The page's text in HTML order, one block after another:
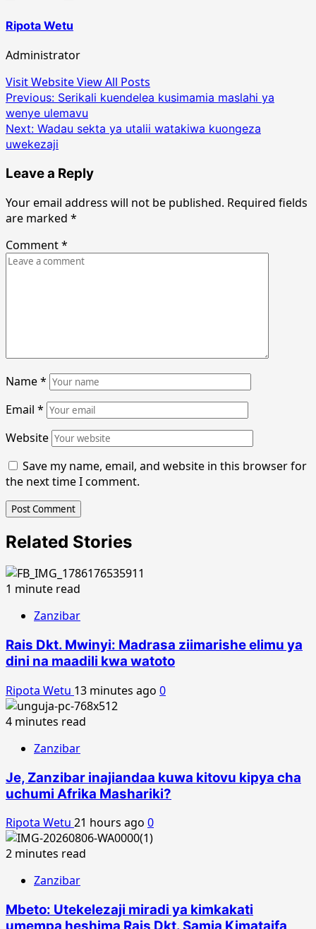
Ripota Wetu
Administrator
Visit WebsiteView All Posts
Post
navigation
Previous: Serikali kuendelea kusimamia maslahi ya
wenye ulemavu
Next: Wadau sekta ya utalii watakiwa kuongeza
uwekezaji
Leave a Reply
Your email address will not be published. Required fields
are marked *
Comment*
Name*
Email *
Website
Save my name, email, and website in this browser for
the next time I comment.
Related Stories
1 minute read
Zanzibar
Rais Dkt. Mwinyi: Madrasa ziimarishe elimu ya
dini na maadili kwa watoto
Ripota Wetu 13 minutes ago 0
4 minutes read
Zanzibar
Je, Zanzibar inajiandaa kuwa kitovu kipya cha
uchumi Afrika Mashariki?
Ripota Wetu 21 hours ago 0
2 minutes read
Zanzibar
Mbeto: Utekelezaji miradi ya kimkakati